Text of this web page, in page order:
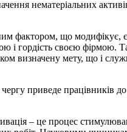
нематеріальних
фактором, що модифікує, є
і гордість своєю фірмою.
визначену мету, що і
приведе працівників до
– це процес